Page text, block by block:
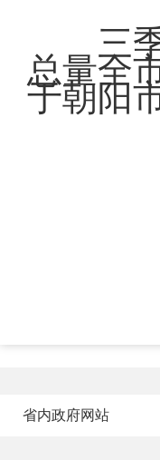
三
总量全
于朝阳
省内政府网站